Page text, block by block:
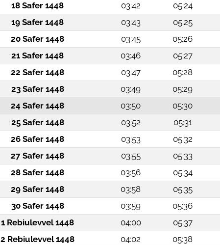
18 Safer 1448 03:42 05:24
19 Safer 1448 03:43 05:25
20 Safer 1448 03:45 05:26
21 Safer 1448 03:46 05:27
22 Safer 1448 03:47 05:28
23 Safer 1448 03:49 05:29
24 Safer 1448 03:50 05:30
25 Safer 1448 03:52 05:31
26 Safer 1448 03:53 05:32
27 Safer 1448 03:55 05:33
28 Safer 1448 03:56 05:34
29 Safer 1448 03:58 05:35
30 Safer 1448 03:59 05:36
1 Rebiulevvel 1448 04:00 05:37
2 Rebiulevvel 1448 04:02 05:38